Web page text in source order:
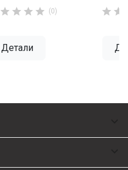
    (0)
Детали
 